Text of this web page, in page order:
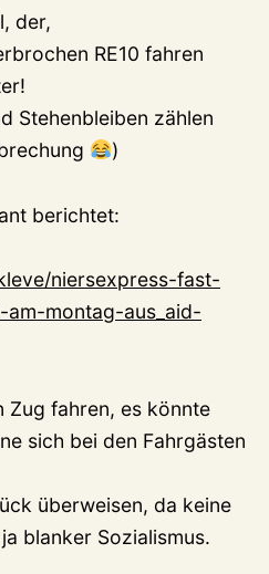
der,
RE10 fahren
Stehenbleiben zählen
)
berichtet:
niersexpress-fast-
montag-aus_aid-
Zug fahren, es könnte
sich bei den Fahrgästen
überweisen, da keine
blanker Sozialismus.